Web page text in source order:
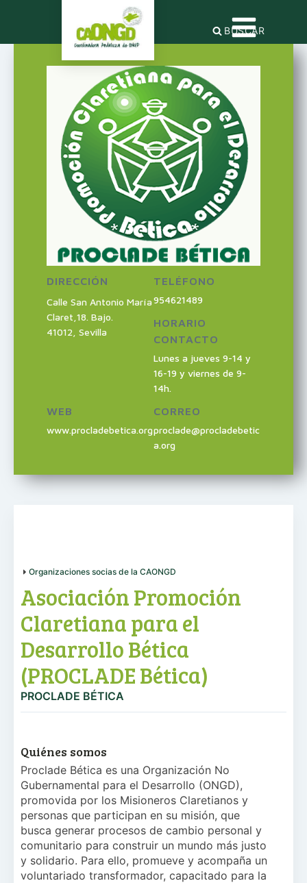
BUSCAR
Organizaciones socias de la CAONGD
Asociación Promoción
Claretiana para el
Desarrollo Bética
(PROCLADE Bética)
PROCLADE BÉTICA
Quiénes somos
Proclade Bética es una Organización No
Gubernamental para el Desarrollo (ONGD),
promovida por los Misioneros Claretianos y
personas que participan en su misión, que
busca generar procesos de cambio personal y
comunitario para construir un mundo más justo
y solidario. Para ello, promueve y acompaña un
voluntariado transformador, capacitado para la
DIRECCIÓN
Calle San Antonio María
Claret,18. Bajo.
41012 Sevilla
TELÉFONO
954621489
HORARIO
CONTACTO
Lunes a jueves 9-14 y
16-19 y viernes de 9-
14h.
WEB
www.procladebetica.org
CORREO
proclade@procladebetic
a.org